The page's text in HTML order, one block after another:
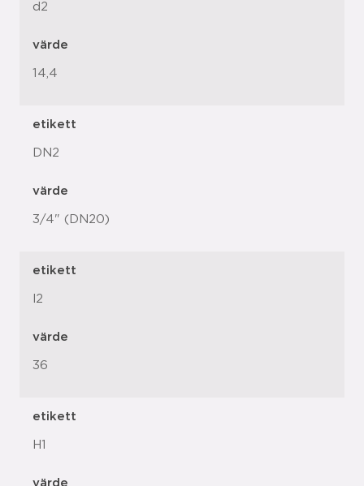
d2
värde
14,4
etikett
DN2
värde
3/4" (DN20)
etikett
l2
värde
36
etikett
H1
värde